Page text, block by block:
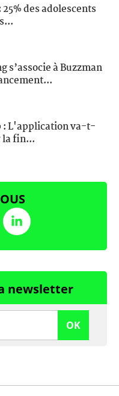
25% des adolescents
s’associe à Buzzman
: L'application va-t-
la fin...
newsletter
OK